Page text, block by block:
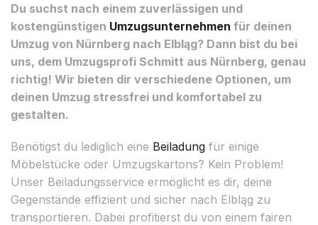
Du suchst nach einem zuverlässigen und
kostengünstigen Umzugsunternehmen für deinen
Umzug von Nürnberg nach Elbląg? Dann bist du bei
uns, dem Umzugsprofi Schmitt aus Nürnberg, genau
richtig! Wir bieten dir verschiedene Optionen, um
deinen Umzug stressfrei und komfortabel zu
gestalten.
Benötigst du lediglich eine Beiladung für einige
Möbelstücke oder Umzugskartons? Kein Problem!
Unser Beiladungsservice ermöglicht es dir, deine
Gegenstände effizient und sicher nach Elbląg zu
transportieren. Dabei profitierst du von einem fairen